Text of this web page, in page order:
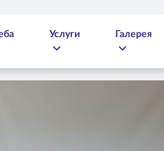
Услуги Галерея